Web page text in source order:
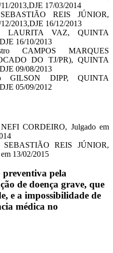
2013,DJE 17/03/2014
REIS JÚNIOR,
2013,DJE 16/12/2013
LAURITA VAZ, QUINTA
16/10/2013
CAMPOS MARQUES
DO TJ/PR), QUINTA
09/08/2013
GILSON DIPP, QUINTA
05/09/2012
CORDEIRO, Julgado em
SEBASTIÃO REIS JÚNIOR,
13/02/2015
preventiva pela
de doença grave, que
e a impossibilidade de
médica no